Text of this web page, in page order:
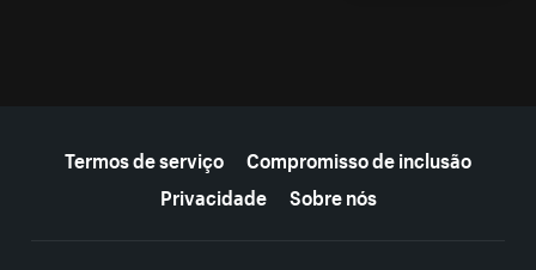
Termos de serviço
Compromisso de inclusão
Privacidade
Sobre nós